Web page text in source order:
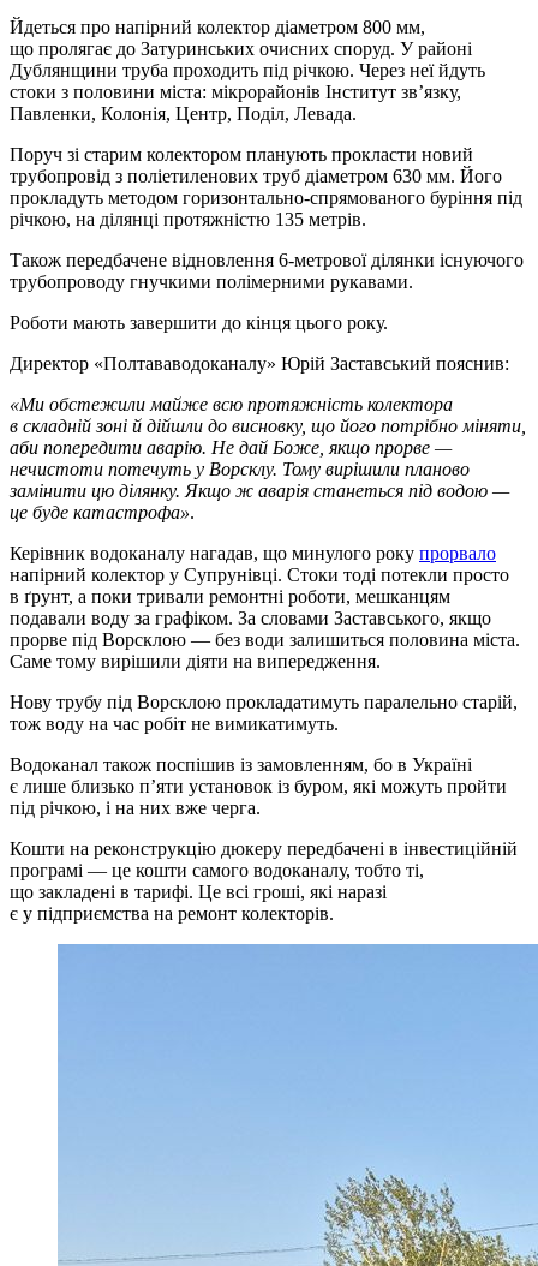
Йдеться про напірний колектор діаметром 800 мм,
що пролягає до Затуринських очисних споруд. У районі
Дублянщини труба проходить під річкою. Через неї йдуть
стоки з половини міста: мікрорайонів Інститут зв’язку,
Павленки, Колонія, Центр, Поділ, Левада.
Поруч зі старим колектором планують прокласти новий
трубопровід з поліетиленових труб діаметром 630 мм. Його
прокладуть методом горизонтально-спрямованого буріння під
річкою, на ділянці протяжністю 135 метрів.
Також передбачене відновлення 6-метрової ділянки існуючого
трубопроводу гнучкими полімерними рукавами.
Роботи мають завершити до кінця цього року.
Директор «Полтававодоканалу» Юрій Заставський пояснив:
«Ми обстежили майже всю протяжність колектора
в складній зоні й дійшли до висновку, що його потрібно міняти,
аби попередити аварію. Не дай Боже, якщо прорве —
нечистоти потечуть у Ворсклу. Тому вирішили планово
замінити цю ділянку. Якщо ж аварія станеться під водою —
це буде катастрофа».
Керівник водоканалу нагадав, що минулого року прорвало
напірний колектор у Супрунівці. Стоки тоді потекли просто
в ґрунт, а поки тривали ремонтні роботи, мешканцям
подавали воду за графіком. За словами Заставського, якщо
прорве під Ворсклою — без води залишиться половина міста.
Саме тому вирішили діяти на випередження.
Нову трубу під Ворсклою прокладатимуть паралельно старій,
тож воду на час робіт не вимикатимуть.
Водоканал також поспішив із замовленням, бо в Україні
є лише близько п’яти установок із буром, які можуть пройти
під річкою, і на них вже черга.
Кошти на реконструкцію дюкеру передбачені в інвестиційній
програмі — це кошти самого водоканалу, тобто ті,
що закладені в тарифі. Це всі гроші, які наразі
є у підприємства на ремонт колекторів.